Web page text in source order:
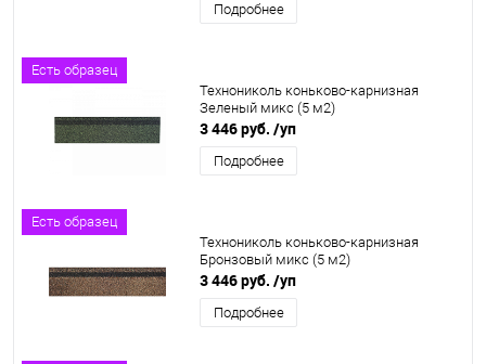
Подробнее
Есть образец
Технониколь коньково-карнизная
Зеленый микс (5 м2)
3 446 руб. /уп
Подробнее
Есть образец
Технониколь коньково-карнизная
Бронзовый микс (5 м2)
3 446 руб. /уп
Подробнее